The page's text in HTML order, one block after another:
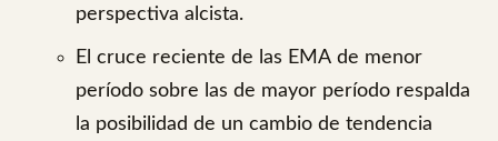
perspectiva alcista.
El cruce reciente de las EMA de menor
período sobre las de mayor período respalda
la posibilidad de un cambio de tendencia